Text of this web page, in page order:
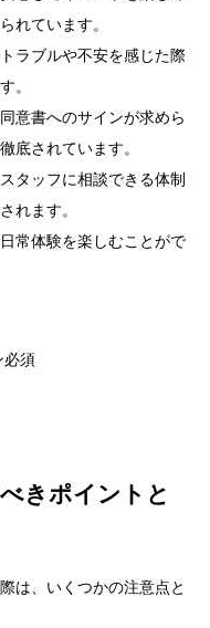
れています。
ラブルや不安を感じた際
。
意書へのサインが求めら
底されています。
タッフに相談できる体制
れます。
常体験を楽しむことがで
必須
きポイントと
は、いくつかの注意点と